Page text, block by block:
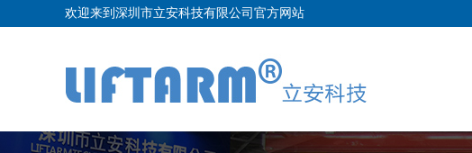
欢迎来到深圳市立安科技有限公司官方网站